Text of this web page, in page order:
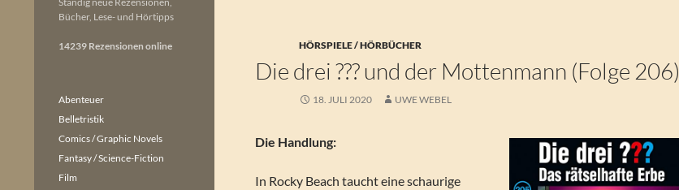
HÖRSPIELE / HÖRBÜCHER
Die drei ??? und der Mottenmann (Folge 206)
18. JULI 2020 UWE WEBEL
Die Handlung:
In Rocky Beach taucht eine schaurige
Bücher, Lese- und Hörtipps
14239 Rezensionen online
Abenteuer
Belletristik
Comics / Graphic Novels
Fantasy / Science-Fiction
Film